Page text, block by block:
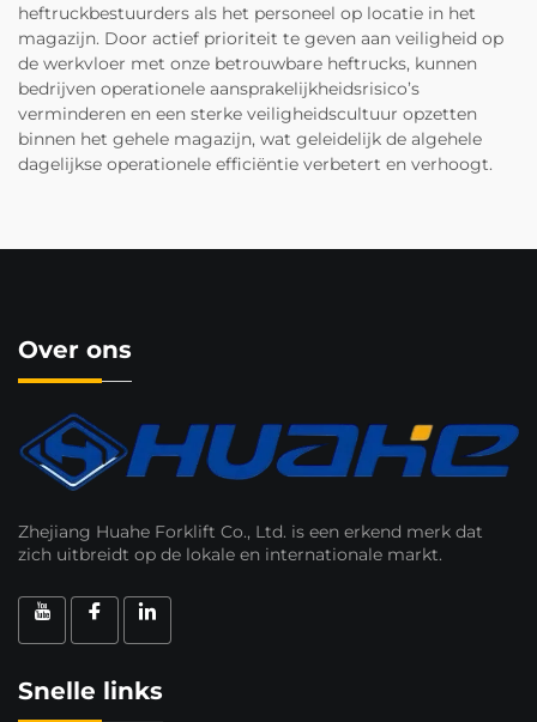
heftruckbestuurders als het personeel op locatie in het
magazijn. Door actief prioriteit te geven aan veiligheid op
de werkvloer met onze betrouwbare heftrucks, kunnen
bedrijven operationele aansprakelijkheidsrisico’s
verminderen en een sterke veiligheidscultuur opzetten
binnen het gehele magazijn, wat geleidelijk de algehele
dagelijkse operationele efficiëntie verbetert en verhoogt.
Over ons
Zhejiang Huahe Forklift Co., Ltd. is een erkend merk dat
zich uitbreidt op de lokale en internationale markt.
Snelle links